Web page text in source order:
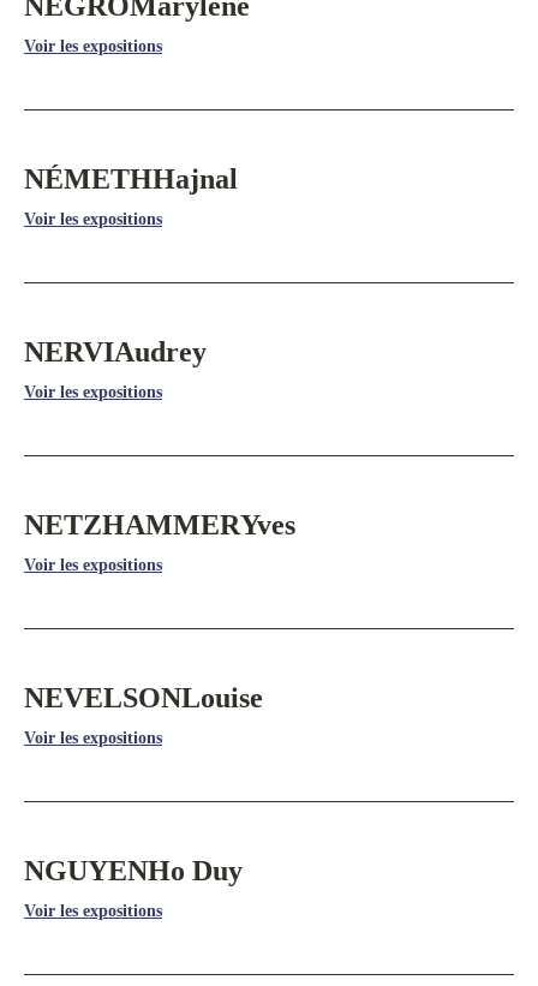
NEGROMarylène
Voir les expositions
NÉMETHHajnal
Voir les expositions
NERVIAudrey
Voir les expositions
NETZHAMMERYves
Voir les expositions
NEVELSONLouise
Voir les expositions
NGUYENHo Duy
Voir les expositions